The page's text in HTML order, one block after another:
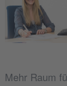
Mehr Raum